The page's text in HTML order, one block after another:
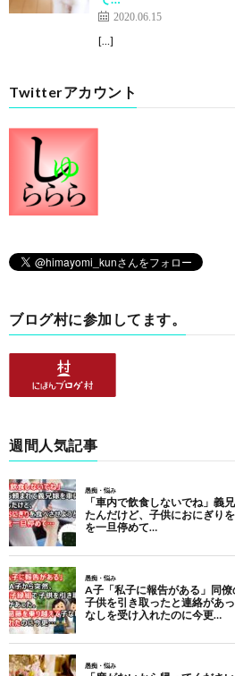
2020.06.15
[…]
Twitterアカウント
ブログ村に参加してます。
週間人気記事